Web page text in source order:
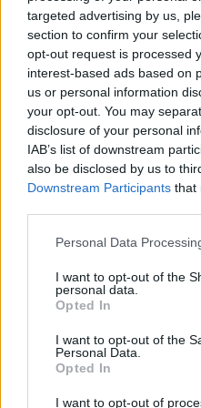
targeted advertising by us,
section to confirm your
opt-out request is processed
interest-based ads based on
us or personal information
your opt-out. You may
disclosure of your personal
IAB’s list of downstream
also be disclosed by us to
Downstream Participants that
Personal Data
I want to opt-out of the
personal data.
Opted In
I want to opt-out of the
Personal Data.
Opted In
I want to opt-out of
loppemarked.
Her kan du købe
kan også sælge dit eget.
Alle kan nemlig frit
genstande
der ryddes op ved den
Læs mere om regler og
Markedet finder sted
ved Vestbyen.
Markedsdag på Egholm
Godt nyt:
frem